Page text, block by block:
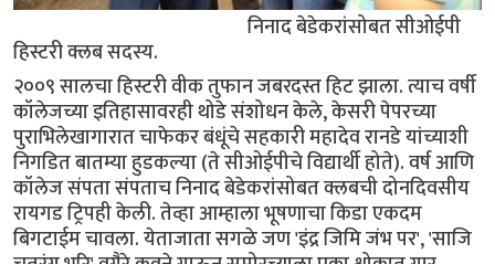
निनाद बेडेकरांसोबत सीओईपी
हिस्टरी क्लब सदस्य.
२००९ सालचा हिस्टरी वीक तुफान जबरदस्त हिट झाला. त्याच वर्षी
कॉलेजच्या इतिहासावरही थोडे संशोधन केले, केसरी पेपरच्या
पुराभिलेखागारात चाफेकर बंधूंचे सहकारी महादेव रानडे यांच्याशी
निगडित बातम्या हुडकल्या (ते सीओईपीचे विद्यार्थी होते). वर्ष आणि
कॉलेज संपता संपताच निनाद बेडेकरांसोबत क्लबची दोनदिवसीय
रायगड ट्रिपही केली. तेव्हा आम्हाला भूषणाचा किडा एकदम
बिगटाईम चावला. येताजाता सगळे जण 'इंद्र जिमि जंभ पर', 'साजि